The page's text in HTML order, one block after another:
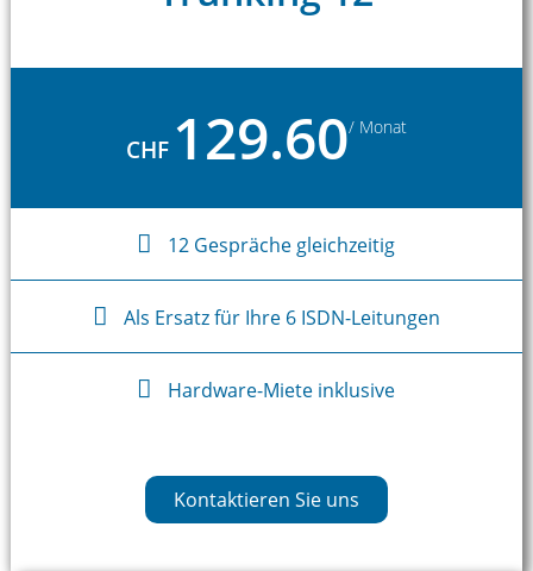
CHF 129.60/ Monat
12 Gespräche gleichzeitig
Als Ersatz für Ihre 6 ISDN-Leitungen
Hardware-Miete inklusive
Kontaktieren Sie uns